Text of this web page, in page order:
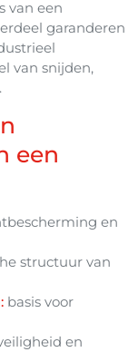
van een
garanderen
van snijden,
een
en
structuur van
basis voor
en